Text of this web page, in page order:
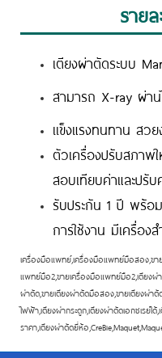
ราย
เตียงผ่าตัดระบบ
สามารถ X-ray ผ่า
เเข็งแรงทนทาน สว
ตัวเครื่องปรับสภาพ
สอบเทียบค่าและปรั
รับประกัน 1 ปี พร้อ
การใช้งาน มีเครื่อง
เครื่องมือแพทย์,เครื่องมือแพทย์มือสอง,ข
แพทย์มือ2,ขายเครื่องมือแพทย์มือ2,เตียงผ่
ผ่าตัด,ขายเตียงผ่าตัดมือสอง,ขายเตียงผ่า
ไฟฟ้า,เตียงผ่ากระดูก,เตียงผ่าตัดเอกซเรย์
ราคา,เตียงผ่าตัดยี่ห้อ